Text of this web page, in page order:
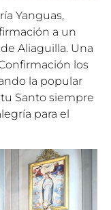
Yanguas,
a un
Aliaguilla. Una
los
la popular
Santo siempre
para el